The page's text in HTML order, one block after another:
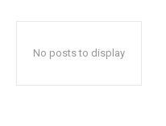
No posts to display